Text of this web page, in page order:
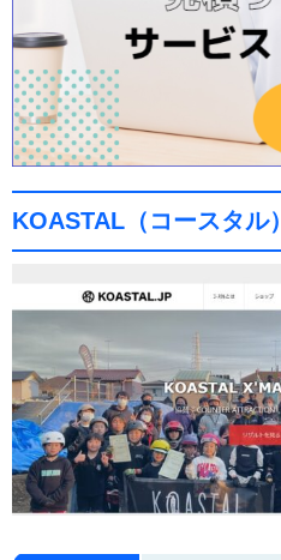
KOASTAL（コースタル）